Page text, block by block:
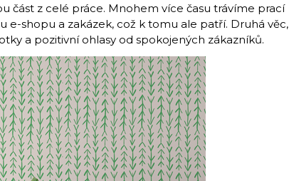
část z celé práce. Mnohem více času trávíme prací
e-shopu a zakázek, což k tomu ale patří. Druhá věc,
a pozitivní ohlasy od spokojených zákazníků.